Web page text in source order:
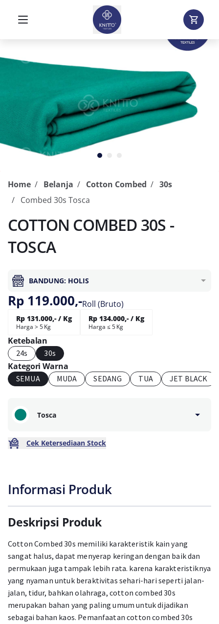
Home Belanja Cotton Combed
30s
Combed 30s Tosca
COTTON COMBED 30S -
TOSCA
BANDUNG: HOLIS
Rp 119.000,-Roll (Bruto)
Rp 131.000,- / Kg
Harga > 5 Kg
Rp 134.000,- / Kg
Harga ≤ 5 Kg
Ketebalan
24s 30s
Kategori Warna
SEMUA MUDA SEDANG TUA JET BLACK
Tosca
Cek Ketersediaan Stock
Informasi Produk
Deskripsi Produk
Cotton Combed 30s memiliki karakteristik kain yang
sangat halus, dapat menyerap keringan dengan baik dan
permukaan juga tampak lebih rata. karena karakteristiknya
yang nyaman untuk beraktivitas sehari-hari seperti jalan-
jalan, tidur, bahkan olahraga, cotton combed 30s
merupakan bahan yang paling umum untuk dijadikan
sebagai bahan kaos. Pemanfaatan cotton combed 30s